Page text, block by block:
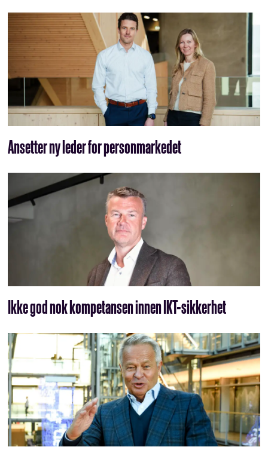
Ansetter ny leder for personmarkedet
Ikke god nok kompetansen innen IKT-sikkerhet